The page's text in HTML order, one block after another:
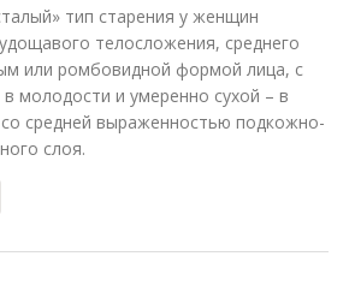
тип старения у женщин
телосложения, среднего
или ромбовидной формой лица, с
молодости и умеренно сухой – в
средней выраженностью подкожно-
слоя.